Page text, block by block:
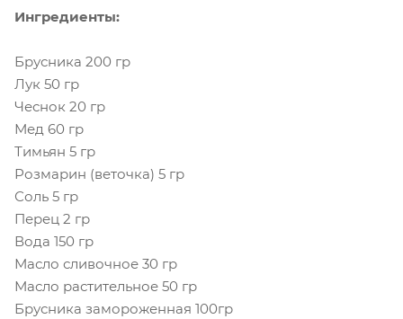
Ингредиенты:
Брусника 200 гр
Лук 50 гр
Чеснок 20 гр
Мед 60 гр
Тимьян 5 гр
Розмарин (веточка) 5 гр
Соль 5 гр
Перец 2 гр
Вода 150 гр
Масло сливочное 30 гр
Масло растительное 50 гр
Брусника замороженная 100гр